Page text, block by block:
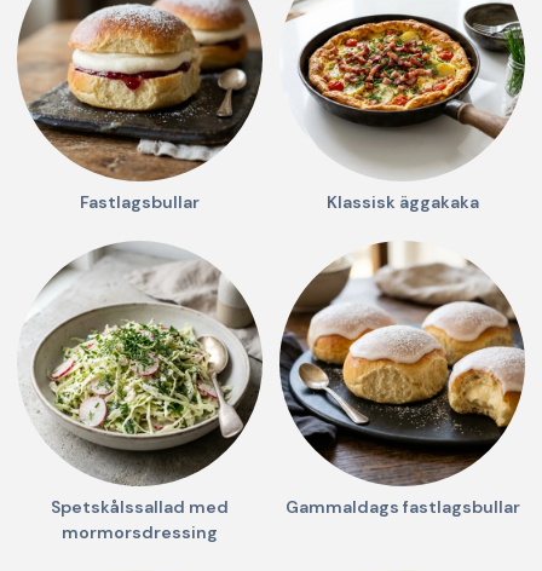
Fastlagsbullar Klassisk äggakaka
Spetskålssallad med
mormorsdressing
Gammaldags fastlagsbullar